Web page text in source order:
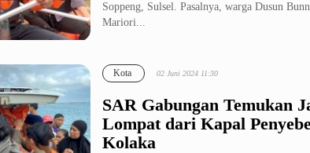
Soppeng, Sulsel. Pasalnya, warga Dusun
Mariori...
SAR Gabungan Temukan
Lompat dari Kapal
Kolaka
Kota 02 Juni 2024 11:30